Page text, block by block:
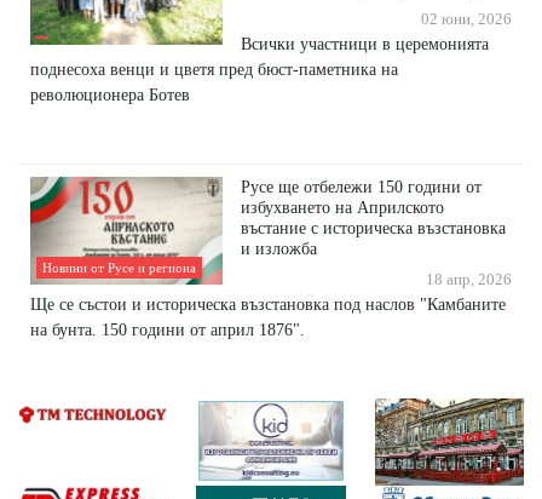
02 юни, 2026
Всички участници в церемонията
поднесоха венци и цветя пред бюст-паметника на
революционера Ботев
Новини от Русе и региона
Русе ще отбележи 150 години от
избухването на Априлското
въстание с историческа възстановка
и изложба
18 апр, 2026
Ще се състои и историческа възстановка под наслов "Камбаните
на бунта. 150 години от април 1876".